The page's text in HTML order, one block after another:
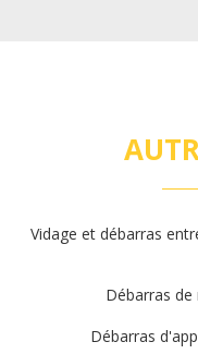
Vidage et débarras
Débarras de
Débarras